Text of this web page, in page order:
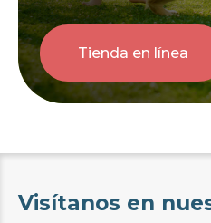
Tienda en línea
Visítanos en